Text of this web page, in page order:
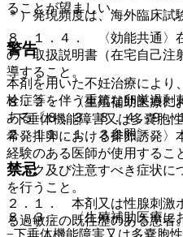
ることが望ましい。
８．１．４． 〈効能共通〉
の「取扱説明書（在宅自己注
導すること。
８．２． 〈生殖補助医療に
−下垂体機能障害又は多嚢胞
希発排卵における排卵誘発〉
経験のある医師が使用するこ
リスク及び注意すべき症状に
を行うこと。
８．３． 〈生殖補助医療に
＊）発現頻度は、海外臨床試
警告
本剤を用いた不妊治療により
栓症等を伴う重篤な卵巣過剰
ある〔８．３、８．４、９．
２、１１．１．３参照〕。
禁忌
２．１． 本剤又は性腺刺激
る過敏症の既往歴のある患者